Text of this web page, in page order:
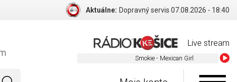
Aktuálne: Dopravný servis 07.08.2026 - 18:40
Live stream
Smokie - Mexican Girl